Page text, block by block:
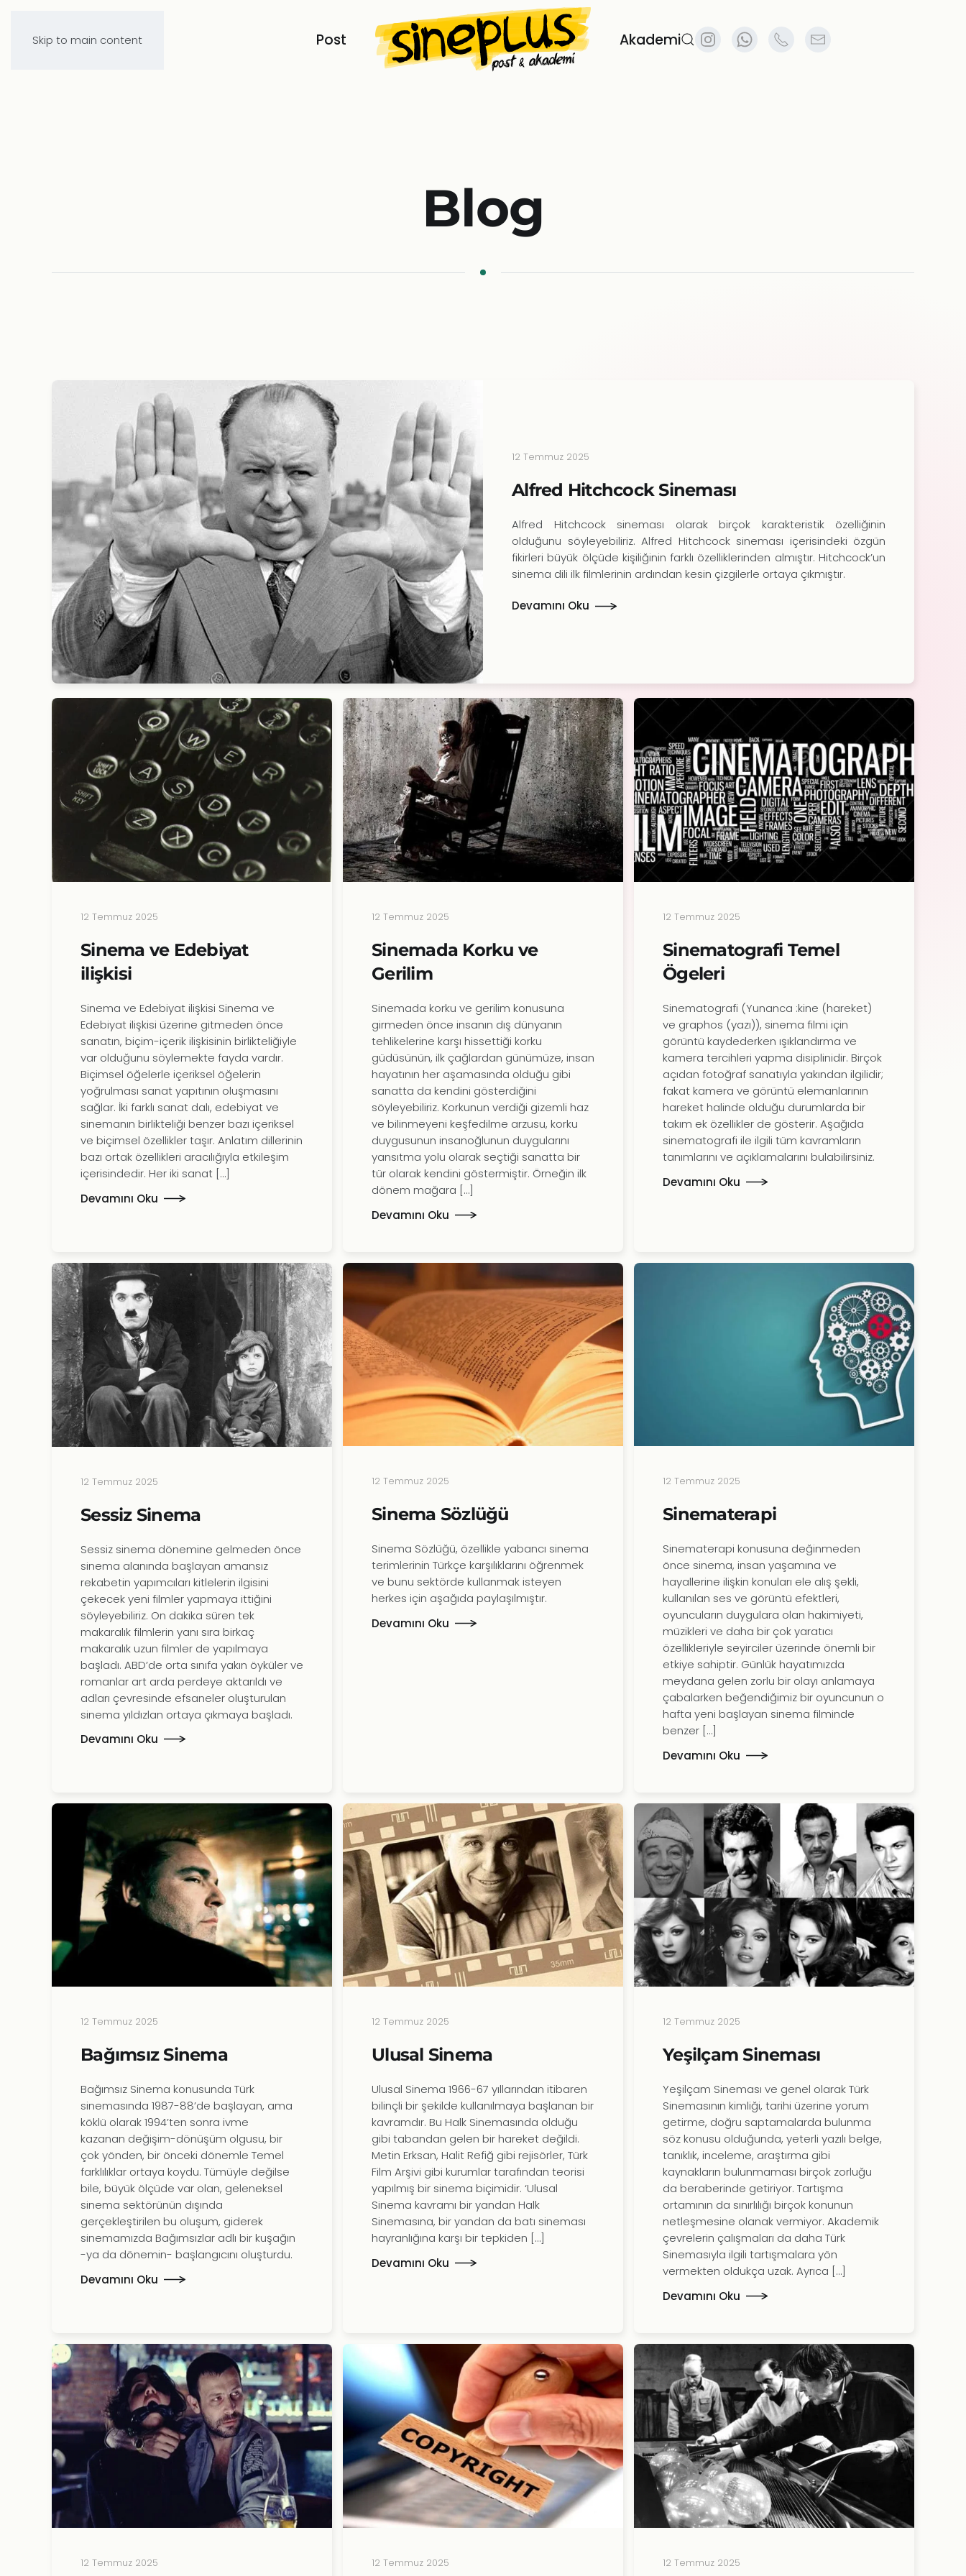
Skip to main content Post Akademi
Blog
12 Temmuz 2025
Alfred Hitchcock Sineması
Alfred Hitchcock sineması olarak birçok karakteristik özelliğinin
olduğunu söyleyebiliriz. Alfred Hitchcock sineması içerisindeki özgün
fikirleri büyük ölçüde kişiliğinin farklı özelliklerinden almıştır. Hitchcock’un
sinema dili ilk filmlerinin ardından kesin çizgilerle ortaya çıkmıştır.
Devamını Oku
12 Temmuz 2025
Sinema ve Edebiyat
ilişkisi
Sinema ve Edebiyat ilişkisi Sinema ve
Edebiyat ilişkisi üzerine gitmeden önce
sanatın, biçim-içerik ilişkisinin birlikteliğiyle
var olduğunu söylemekte fayda vardır.
Biçimsel öğelerle içeriksel öğelerin
yoğrulması sanat yapıtının oluşmasını
sağlar. İki farklı sanat dalı, edebiyat ve
sinemanın birlikteliği benzer bazı içeriksel
ve biçimsel özellikler taşır. Anlatım dillerinin
bazı ortak özellikleri aracılığıyla etkileşim
içerisindedir. Her iki sanat […]
Devamını Oku
12 Temmuz 2025
Sinemada Korku ve
Gerilim
Sinemada korku ve gerilim konusuna
girmeden önce insanın dış dünyanın
tehlikelerine karşı hissettiği korku
güdüsünün, ilk çağlardan günümüze, insan
hayatının her aşamasında olduğu gibi
sanatta da kendini gösterdiğini
söyleyebiliriz. Korkunun verdiği gizemli haz
ve bilinmeyeni keşfedilme arzusu, korku
duygusunun insanoğlunun duygularını
yansıtma yolu olarak seçtiği sanatta bir
tür olarak kendini göstermiştir. Örneğin ilk
dönem mağara […]
Devamını Oku
12 Temmuz 2025
Sinematografi Temel
Ögeleri
Sinematografi (Yunanca :kine (hareket)
ve graphos (yazı)), sinema filmi için
görüntü kaydederken ışıklandırma ve
kamera tercihleri yapma disiplinidir. Birçok
açıdan fotoğraf sanatıyla yakından ilgilidir;
fakat kamera ve görüntü elemanlarının
hareket halinde olduğu durumlarda bir
takım ek özellikler de gösterir. Aşağıda
sinematografi ile ilgili tüm kavramların
tanımlarını ve açıklamalarını bulabilirsiniz.
Devamını Oku
12 Temmuz 2025
Sessiz Sinema
Sessiz sinema dönemine gelmeden önce
sinema alanında başlayan amansız
rekabetin yapımcıları kitlelerin ilgisini
çekecek yeni filmler yapmaya ittiğini
söyleyebiliriz. On dakika süren tek
makaralık filmlerin yanı sıra birkaç
makaralık uzun filmler de yapılmaya
başladı. ABD’de orta sınıfa yakın öyküler ve
romanlar art arda perdeye aktarıldı ve
adları çevresinde efsaneler oluşturulan
sinema yıldızlan ortaya çıkmaya başladı.
Devamını Oku
12 Temmuz 2025
Sinema Sözlüğü
Sinema Sözlüğü, özellikle yabancı sinema
terimlerinin Türkçe karşılıklarını öğrenmek
ve bunu sektörde kullanmak isteyen
herkes için aşağıda paylaşılmıştır.
Devamını Oku
12 Temmuz 2025
Sinematerapi
Sinematerapi konusuna değinmeden
önce sinema, insan yaşamına ve
hayallerine ilişkin konuları ele alış şekli,
kullanılan ses ve görüntü efektleri,
oyuncuların duygulara olan hakimiyeti,
müzikleri ve daha bir çok yaratıcı
özellikleriyle seyirciler üzerinde önemli bir
etkiye sahiptir. Günlük hayatımızda
meydana gelen zorlu bir olayı anlamaya
çabalarken beğendiğimiz bir oyuncunun o
hafta yeni başlayan sinema filminde
benzer […]
Devamını Oku
12 Temmuz 2025
Bağımsız Sinema
Bağımsız Sinema konusunda Türk
sinemasında 1987-88’de başlayan, ama
köklü olarak 1994’ten sonra ivme
kazanan değişim-dönüşüm olgusu, bir
çok yönden, bir önceki dönemle Temel
farklılıklar ortaya koydu. Tümüyle değilse
bile, büyük ölçüde var olan, geleneksel
sinema sektörünün dışında
gerçekleştirilen bu oluşum, giderek
sinemamızda Bağımsızlar adlı bir kuşağın
-ya da dönemin- başlangıcını oluşturdu.
Devamını Oku
12 Temmuz 2025
Ulusal Sinema
Ulusal Sinema 1966-67 yıllarından itibaren
bilinçli bir şekilde kullanılmaya başlanan bir
kavramdır. Bu Halk Sinemasında olduğu
gibi tabandan gelen bir hareket değildi.
Metin Erksan, Halit Refiğ gibi rejisörler, Türk
Film Arşivi gibi kurumlar tarafından teorisi
yapılmış bir sinema biçimidir. ‘Ulusal
Sinema kavramı bir yandan Halk
Sinemasına, bir yandan da batı sineması
hayranlığına karşı bir tepkiden […]
Devamını Oku
12 Temmuz 2025
Yeşilçam Sineması
Yeşilçam Sineması ve genel olarak Türk
Sinemasının kimliği, tarihi üzerine yorum
getirme, doğru saptamalarda bulunma
söz konusu olduğunda, yeterli yazılı belge,
tanıklık, inceleme, araştırma gibi
kaynakların bulunmaması birçok zorluğu
da beraberinde getiriyor. Tartışma
ortamının da sınırlılığı birçok konunun
netleşmesine olanak vermiyor. Akademik
çevrelerin çalışmaları da daha Türk
Sinemasıyla ilgili tartışmalara yön
vermekten oldukça uzak. Ayrıca […]
Devamını Oku
12 Temmuz 2025 12 Temmuz 2025 12 Temmuz 2025